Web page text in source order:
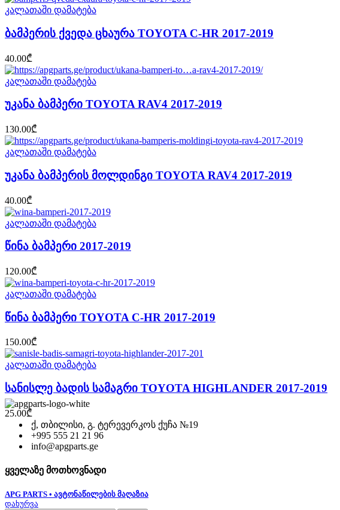
კალათაში დამატება
ბამპერის ქვედა ცხაურა TOYOTA C-HR 2017-2019
40.00₾
კალათაში დამატება
უკანა ბამპერი TOYOTA RAV4 2017-2019
130.00₾
კალათაში დამატება
უკანა ბამპერის მოლდინგი TOYOTA RAV4 2017-2019
40.00₾
კალათაში დამატება
წინა ბამპერი 2017-2019
120.00₾
კალათაში დამატება
წინა ბამპერი TOYOTA C-HR 2017-2019
150.00₾
კალათაში დამატება
სანისლე ბადის სამაგრი TOYOTA HIGHLANDER 2017-2019
25.00₾
ქ, თბილისი, გ. ტერევერკოს ქუჩა №19
+995 555 21 21 96
info@apgparts.ge
ყველაზე მოთხოვნადი
APG PARTS • ავტონაწილების მაღაზია
დახურვა